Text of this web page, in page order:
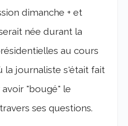
dimanche + et
née durant la
au cours
la journaliste s'était fait
"bougé" le
ses questions.